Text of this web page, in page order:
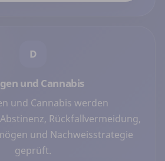
D
und Cannabis
und Cannabis werden
Rückfallvermeidung,
und Nachweisstrategie
geprüft.